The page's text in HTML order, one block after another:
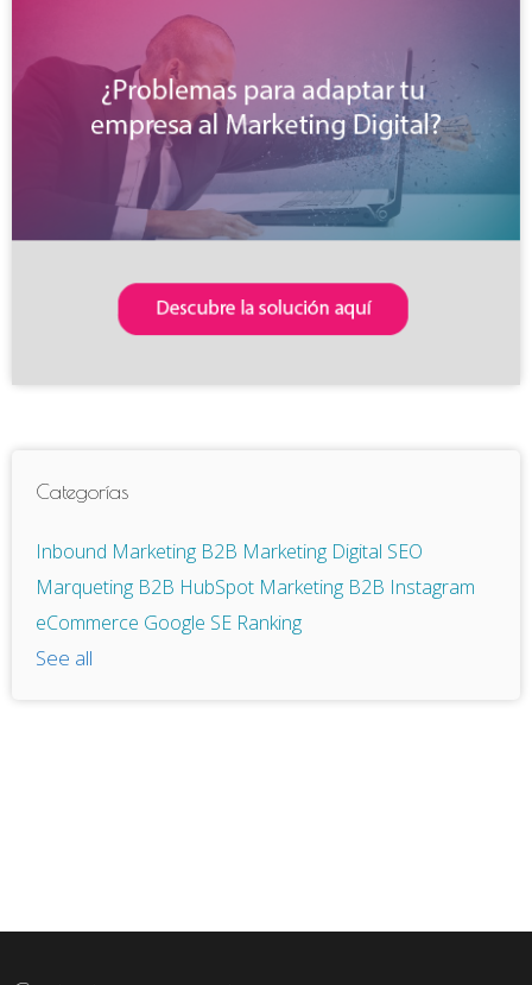
Categorías
Inbound Marketing B2B Marketing Digital SEO
Marqueting B2B HubSpot Marketing B2B Instagram
eCommerce Google SE Ranking
See all